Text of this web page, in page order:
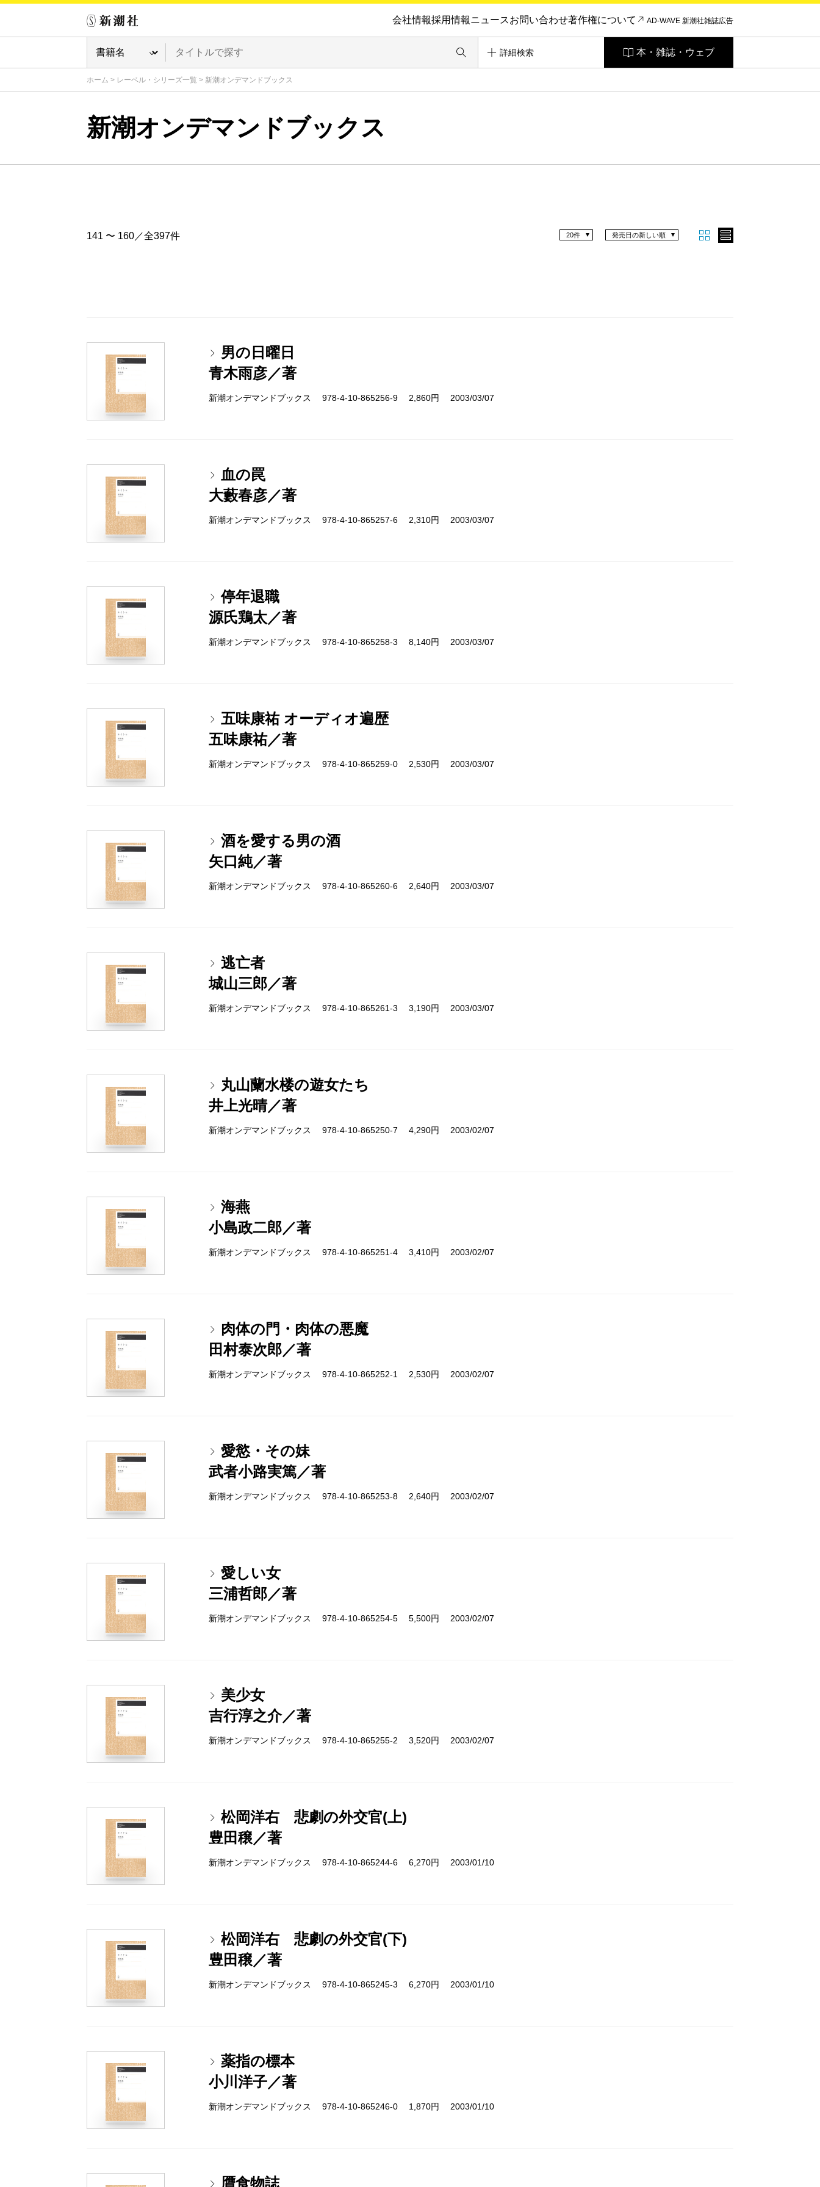
会社情報採用情報ニュースお問い合わせ著作権について AD-WAVE 新潮社雑誌広告
詳細検索 本・雑誌・ウェブ
ホーム > レーベル・シリーズ一覧 > 新潮オンデマンドブックス
新潮オンデマンドブックス
141 〜 160／全397件 発売日の新しい順
20件
男の日曜日
青木雨彦／著
新潮オンデマンドブックス 978-4-10-865256-9 2,860円 2003/03/07
血の罠
大藪春彦／著
新潮オンデマンドブックス 978-4-10-865257-6 2,310円 2003/03/07
停年退職
源氏鶏太／著
新潮オンデマンドブックス 978-4-10-865258-3 8,140円 2003/03/07
五味康祐 オーディオ遍歴
五味康祐／著
新潮オンデマンドブックス 978-4-10-865259-0 2,530円 2003/03/07
酒を愛する男の酒
矢口純／著
新潮オンデマンドブックス 978-4-10-865260-6 2,640円 2003/03/07
逃亡者
城山三郎／著
新潮オンデマンドブックス 978-4-10-865261-3 3,190円 2003/03/07
丸山蘭水楼の遊女たち
井上光晴／著
新潮オンデマンドブックス 978-4-10-865250-7 4,290円 2003/02/07
海燕
小島政二郎／著
新潮オンデマンドブックス 978-4-10-865251-4 3,410円 2003/02/07
肉体の門・肉体の悪魔
田村泰次郎／著
新潮オンデマンドブックス 978-4-10-865252-1 2,530円 2003/02/07
愛慾・その妹
武者小路実篤／著
新潮オンデマンドブックス 978-4-10-865253-8 2,640円 2003/02/07
愛しい女
三浦哲郎／著
新潮オンデマンドブックス 978-4-10-865254-5 5,500円 2003/02/07
美少女
吉行淳之介／著
新潮オンデマンドブックス 978-4-10-865255-2 3,520円 2003/02/07
松岡洋右 悲劇の外交官(上)
豊田穣／著
新潮オンデマンドブックス 978-4-10-865244-6 6,270円 2003/01/10
松岡洋右 悲劇の外交官(下)
豊田穣／著
新潮オンデマンドブックス 978-4-10-865245-3 6,270円 2003/01/10
薬指の標本
小川洋子／著
新潮オンデマンドブックス 978-4-10-865246-0 1,870円 2003/01/10
贋食物誌